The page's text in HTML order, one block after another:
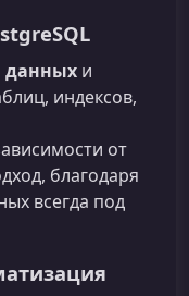
данных и
индексов,
от
благодаря
всегда под